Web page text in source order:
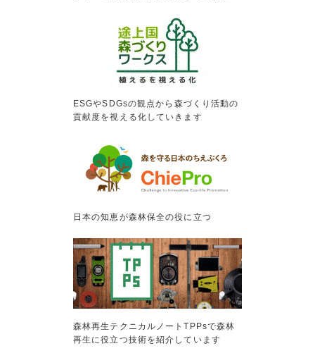
ESGやSDGsの観点から森づくり活動の
貢献度を視える化していきます
日本の知恵が森林保全の役に立つ
森林再生テクニカルノートTPPsで森林
再生に役立つ技術を紹介しています